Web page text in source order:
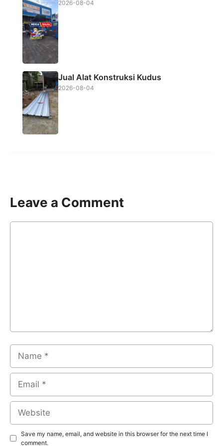
2026-08-04
Jual Alat Konstruksi Kudus
2026-08-04
Leave a Comment
Comment
Name
Email
Website
Save my name, email, and website in this browser for the next time I
comment.